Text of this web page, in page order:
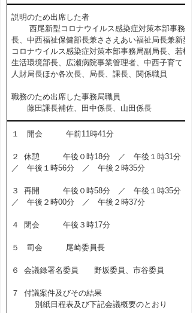
説明のため出席した者
西尾新型コロナウイルス感染症対策本部事務局
長、中西福祉保健部長兼ささえあい福祉局長兼新型
コロナウイルス感染症対策本部事務局副局長、若松
生活環境部長、広瀬病院事業管理者、中西子育て・
人財局長ほか各次長、局長、課長、関係職員
職務のため出席した事務局職員
藤田課長補佐、田中係長、山田係長
１ 開会 午前11時41分
２ 休憩 午後０時18分 ／ 午後１時31分
／ 午後１時56分 ／ 午後２時35分
３ 再開 午後０時58分 ／ 午後１時35分
／ 午後２時00分 ／ 午後２時37分
４ 閉会 午後３時17分
５ 司会 尾崎委員長
６ 会議録署名委員 野坂委員、市谷委員
７ 付議案件及びその結果
別紙日程表及び下記会議概要のとおり